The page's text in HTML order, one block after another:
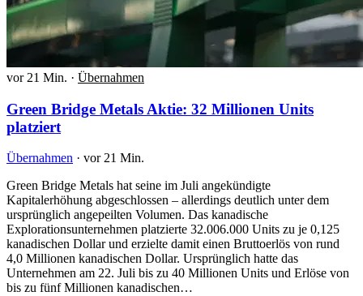
vor 21 Min. · Übernahmen
Green Bridge Metals Aktie: 32 Millionen Units
platziert
Übernahmen · vor 21 Min.
Green Bridge Metals hat seine im Juli angekündigte
Kapitalerhöhung abgeschlossen – allerdings deutlich unter dem
ursprünglich angepeilten Volumen. Das kanadische
Explorationsunternehmen platzierte 32.006.000 Units zu je 0,125
kanadischen Dollar und erzielte damit einen Bruttoerlös von rund
4,0 Millionen kanadischen Dollar. Ursprünglich hatte das
Unternehmen am 22. Juli bis zu 40 Millionen Units und Erlöse von
bis zu fünf Millionen kanadischen…